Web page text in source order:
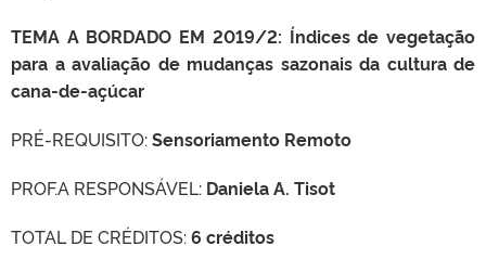
TEMA A BORDADO EM 2019/2: Índices de vegetação
para a avaliação de mudanças sazonais da cultura de
cana-de-açúcar
PRÉ-REQUISITO:Sensoriamento Remoto
PROF.A RESPONSÁVEL: Daniela A. Tisot
TOTAL DE CRÉDITOS:6 créditos